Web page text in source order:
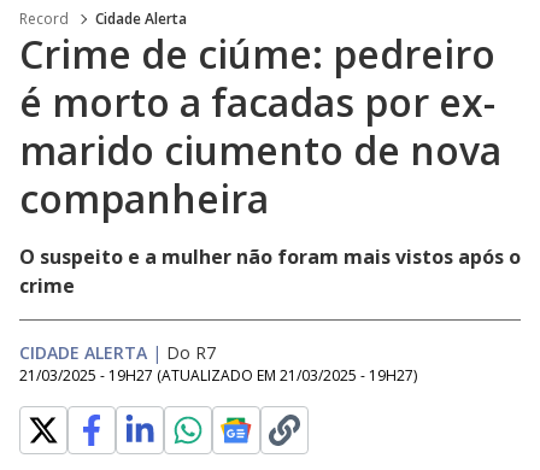
Record Cidade Alerta
Crime de ciúme: pedreiro
é morto a facadas por ex-
marido ciumento de nova
companheira
O suspeito e a mulher não foram mais vistos após o
crime
CIDADE ALERTA | Do R7
21/03/2025 - 19H27 (ATUALIZADO EM 21/03/2025 - 19H27)